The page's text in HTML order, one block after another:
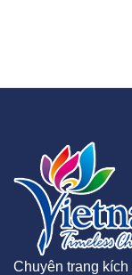
Chuyên trang